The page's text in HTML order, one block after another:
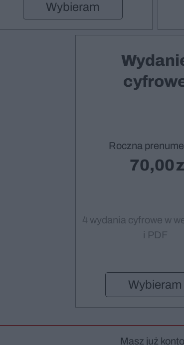
Wybieram
Roczna
70,00
4 wydania cyfrowe w
i PDF
Wybieram
Masz już